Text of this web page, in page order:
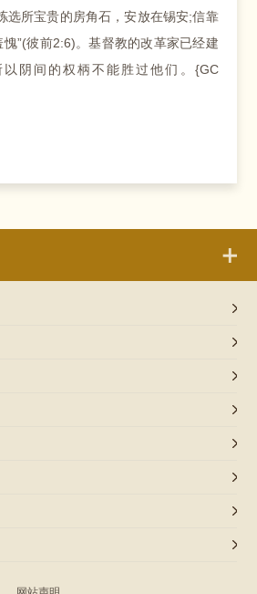
选所宝贵的房角石，安放在锡安;信靠
”(彼前2:6)。基督教的改革家已经建
阴间的权柄不能胜过他们。{GC